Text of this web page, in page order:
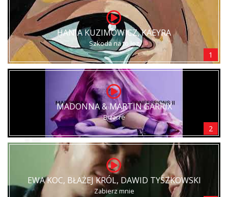
HANIA KUZIMOWICZ, KAEYRA
Szkoda na to łez
1
MADONNA & MARTIN GARRIX
Bizarre
2
EWA KOC, BŁAŻEJ KRÓL, DAWID TYSZKOWSKI
Zabierz mnie